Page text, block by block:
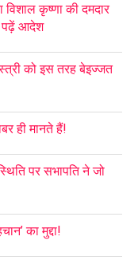
विशाल कृष्णा की दमदार
पढ़ें आदेश
को इस तरह बेइज्जत
ही मानते हैं!
पर सभापति ने जो
का मुद्दा!